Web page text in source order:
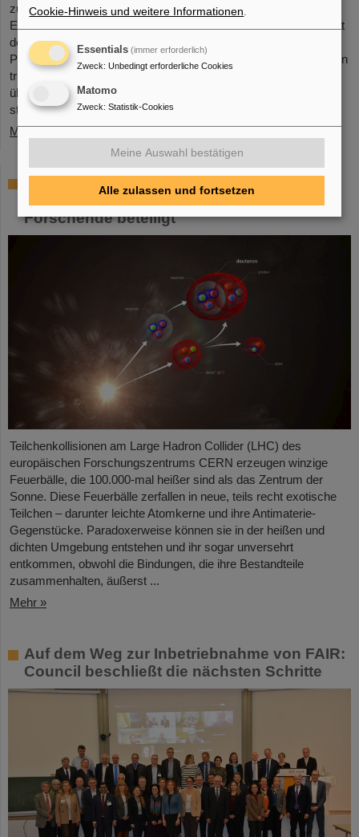
zur Untersuchung des gebundenen Betazerfalls mit
Experimenten am GSI/FAIR-Experimentierspeicherring ESR mit
dem FAIR-GSI PhD Award 2025 ausgezeichnet worden. Seine
Präzisionsmessung an vollständig ionisierten Thallium-205-Ionen
trug zur Lösung eines seit Jahrzehnten bestehenden Rätsels
über den Ursprung von Blei in unserem Sonnensystem bei und
stellt eine herausragende Leistung für GSI/FAIR dar.
Mehr »
ALICE löst Rätsel um Erzeugung und
Forschende beteiligt
Teilchenkollisionen am Large Hadron Collider (LHC) des
europäischen Forschungszentrums CERN erzeugen winzige
Feuerbälle, die 100.000-mal heißer sind als das Zentrum der
Sonne. Diese Feuerbälle zerfallen in neue, teils recht exotische
Teilchen – darunter leichte Atomkerne und ihre Antimaterie-
Gegenstücke. Paradoxerweise können sie in der heißen und
dichten Umgebung entstehen und ihr sogar unversehrt
entkommen, obwohl die Bindungen, die ihre Bestandteile
zusammenhalten, äußerst ...
Mehr »
Auf dem Weg zur Inbetriebnahme von FAIR:
Council beschließt die nächsten Schritte
Cookie-Hinweis und weitere Informationen
Essentials (immer erforderlich)
Zweck: Unbedingt erforderliche Cookies
Matomo
Zweck: Statistik-Cookies
Meine Auswahl bestätigen
Alle zulassen und fortsetzen